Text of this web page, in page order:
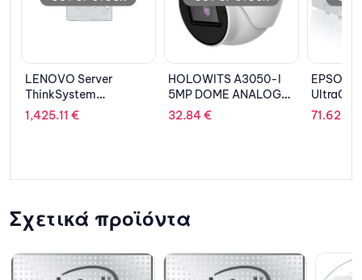
LENOVO Server
ThinkSystem
ST250/Xeon E-
2224/16GB/Diskless/
1,425.11 €
HOLOWITS A3050-I
5MP DOME ANALOG
CAMERA (2,8MM)
32.84€
EPSON
Black
71.62
Σχετικά προϊόντα